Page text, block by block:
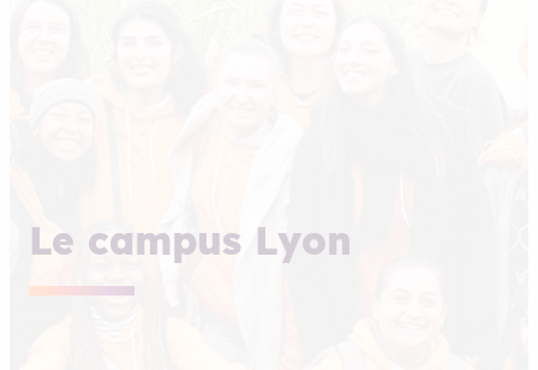
Le campus Lyon